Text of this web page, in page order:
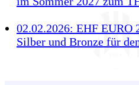
02.02.2026: EHF EURO
Silber und Bronze für